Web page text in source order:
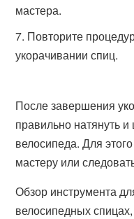
мастера.
Повторите
укорачивании спиц.
После завершения
правильно натянуть
велосипеда. Для
мастеру или
Обзор инструмента
велосипедных